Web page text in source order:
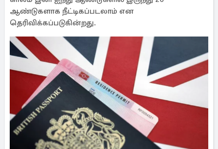
ஆண்டுகளாக நீட்டிகப்படலாம் என
தெரிவிக்கப்படுகின்றது.